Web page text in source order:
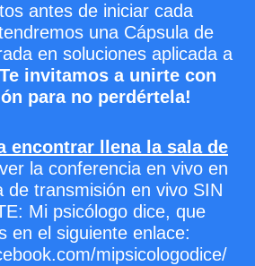
antes de iniciar cada
una Cápsula de
en soluciones aplicada a
invitamos a unirte con
para no perdértela!
encontrar llena la sala de
la conferencia en vivo en
de transmisión en vivo SIN
Mi psicólogo dice, que
en el siguiente enlace:
mipsicologodice/